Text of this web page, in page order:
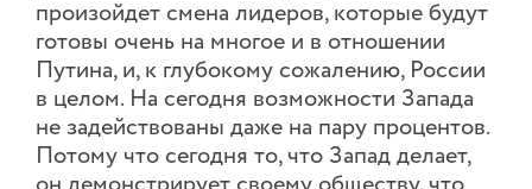
произойдет смена лидеров, которые будут
готовы очень на многое и в отношении
Путина, и, к глубокому сожалению, России
в целом. На сегодня возможности Запада
не задействованы даже на пару процентов.
Потому что сегодня то, что Запад делает,